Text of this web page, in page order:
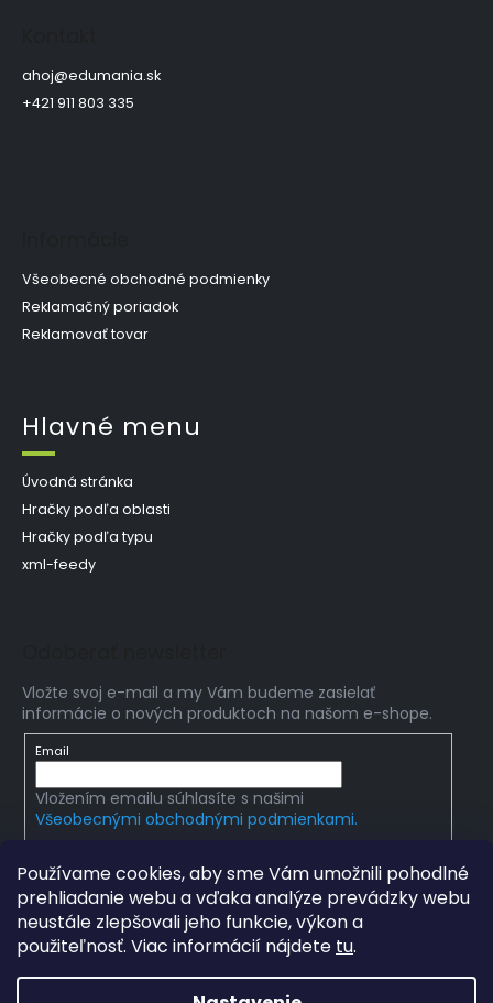
Používame cookies, aby sme Vám umožnili pohodlné
prehliadanie webu a vďaka analýze prevádzky webu
neustále zlepšovali jeho funkcie, výkon a
použiteľnosť. Viac informácií nájdete tu.
ahoj@edumania.sk
+421 911 803 335
Všeobecné obchodné podmienky
Reklamačný poriadok
Reklamovať tovar
Hlavné menu
Úvodná stránka
Hračky podľa oblasti
Hračky podľa typu
xml-feedy
Vložte svoj e-mail a my Vám budeme zasielať
informácie o nových produktoch na našom e-shope.
Email
Vložením emailu súhlasíte s našimi
Všeobecnými obchodnými podmienkami.
. Všetky práva vyhradené.
Upraviť nastavenie cookies